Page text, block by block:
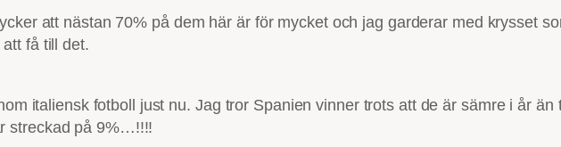
att nästan 70% på dem här är för mycket och jag garderar med krysset
få till det.
italiensk fotboll just nu. Jag tror Spanien vinner trots att de är sämre i år än
streckad på 9%…!!!!